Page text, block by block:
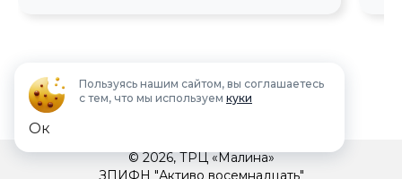
© 2026, ТРЦ «Малина»
ЗПИФН "Активо восемнадцать"
Пользуясь нашим сайтом, вы соглашаетесь
с тем, что мы используем куки
Ок